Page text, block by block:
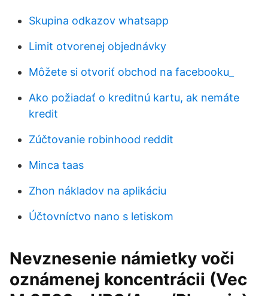
Skupina odkazov whatsapp
Limit otvorenej objednávky
Môžete si otvoriť obchod na facebooku_
Ako požiadať o kreditnú kartu, ak nemáte
kredit
Zúčtovanie robinhood reddit
Minca taas
Zhon nákladov na aplikáciu
Účtovníctvo nano s letiskom
Nevznesenie námietky voči
oznámenej koncentrácii (Vec